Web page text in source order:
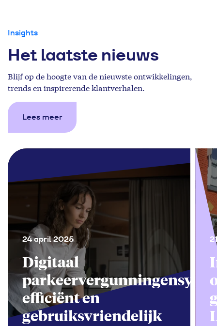
Insights
Het laatste nieuws
Blijf op de hoogte van de nieuwste ontwikkelingen,
trends en inspirerende klantverhalen.
Lees meer
24 april 2025
Digitaal
efficiënt en
gebruiksvriendelijk